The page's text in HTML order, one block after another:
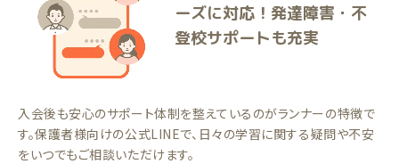
ーズに対応！発達障害・不
登校サポートも充実
入会後も安心のサポート体制を整えているのがランナーの特徴で
す。保護者様向けの公式LINEで、日々の学習に関する疑問や不安
をいつでもご相談いただけます。